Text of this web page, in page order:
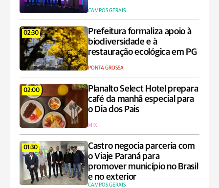
CAMPOS GERAIS
02:30
Prefeitura formaliza apoio à
biodiversidade e à
restauração ecológica em PG
PONTA GROSSA
02:00
Planalto Select Hotel prepara
café da manhã especial para
o Dia dos Pais
MIX
01:30
Castro negocia parceria com
o Viaje Paraná para
promover município no Brasil
e no exterior
CAMPOS GERAIS